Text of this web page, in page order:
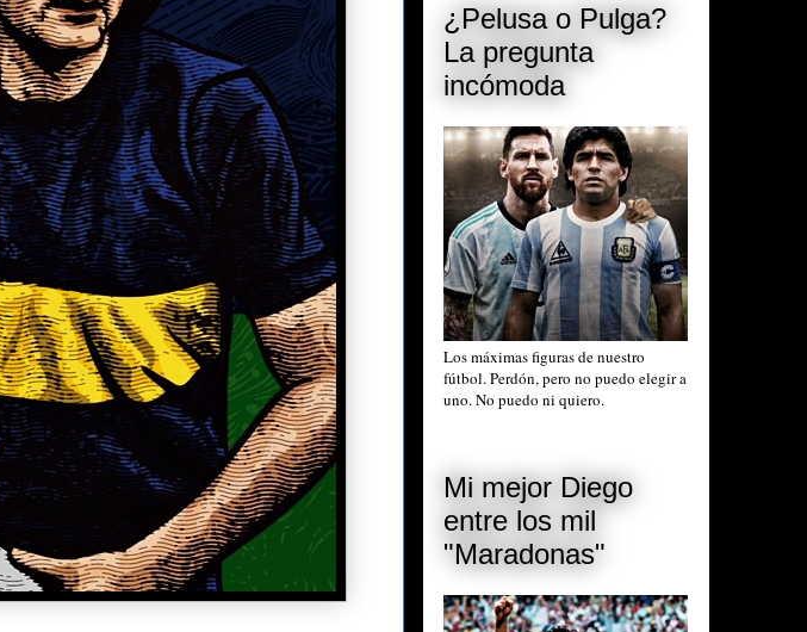
¿Pelusa o Pulga?
La pregunta
incómoda
Los máximas figuras de nuestro
fútbol. Perdón, pero no puedo elegir a
uno. No puedo ni quiero.
Mi mejor Diego
entre los mil
"Maradonas"